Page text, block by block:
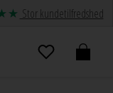
Stor kundetilfredshed